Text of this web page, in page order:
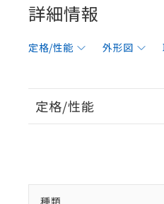
詳細情報
定格/性能 外形図
定格/性能
種類